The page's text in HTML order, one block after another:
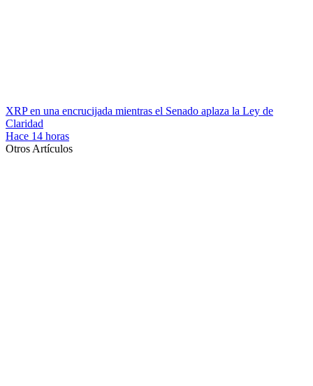
XRP en una encrucijada mientras el Senado aplaza la Ley de
Claridad
Hace 14 horas
Otros Artículos